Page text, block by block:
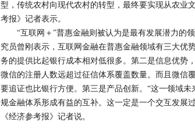
型，传统农村向现代农村的转型，最终要实现从农业
考报》记者表示。
“互联网＋”普惠金融则被认为是最有发展潜力的
究员曾刚表示，互联网金融在普惠金融领域有三大优
务的提供比起银行成本相对低很多。第二是信息优势
微信的注册人数远超过征信体系覆盖数量。而且微信
要追证也比银行方便。第三是产品创新。“这一领域
规金融体系形成有益的互补。这一定是一个交互发展
《经济参考报》记者说。